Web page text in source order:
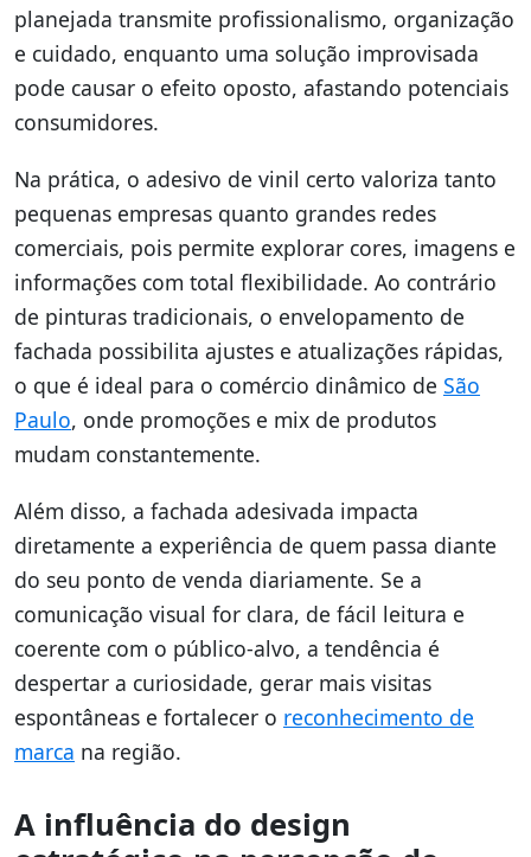
planejada transmite profissionalismo, organização
e cuidado, enquanto uma solução improvisada
pode causar o efeito oposto, afastando potenciais
consumidores.
Na prática, o adesivo de vinil certo valoriza tanto
pequenas empresas quanto grandes redes
comerciais, pois permite explorar cores, imagens e
informações com total flexibilidade. Ao contrário
de pinturas tradicionais, o envelopamento de
fachada possibilita ajustes e atualizações rápidas,
o que é ideal para o comércio dinâmico de São
Paulo, onde promoções e mix de produtos
mudam constantemente.
Além disso, a fachada adesivada impacta
diretamente a experiência de quem passa diante
do seu ponto de venda diariamente. Se a
comunicação visual for clara, de fácil leitura e
coerente com o público-alvo, a tendência é
despertar a curiosidade, gerar mais visitas
espontâneas e fortalecer o reconhecimento de
marca na região.
A influência do design